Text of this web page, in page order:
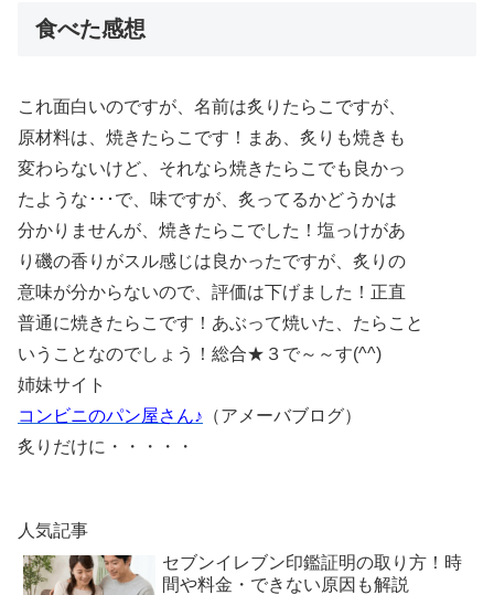
食べた感想
これ面白いのですが、名前は炙りたらこですが、
原材料は、焼きたらこです！まあ、炙りも焼きも
変わらないけど、それなら焼きたらこでも良かっ
たような･･･で、味ですが、炙ってるかどうかは
分かりませんが、焼きたらこでした！塩っけがあ
り磯の香りがスル感じは良かったですが、炙りの
意味が分からないので、評価は下げました！正直
普通に焼きたらこです！あぶって焼いた、たらこと
いうことなのでしょう！総合★３で～～す(^^)
姉妹サイト
コンビニのパン屋さん♪ （アメーバブログ）
炙りだけに・・・・・
人気記事
セブンイレブン印鑑証明の取り方！時
間や料金・できない原因も解説